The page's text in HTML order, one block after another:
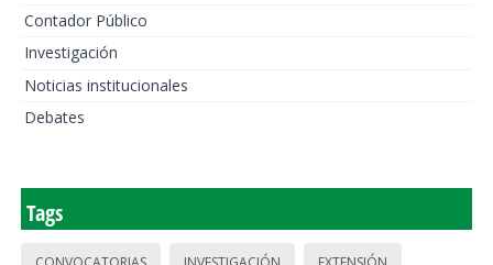
Contador Público
Investigación
Noticias institucionales
Debates
Tags